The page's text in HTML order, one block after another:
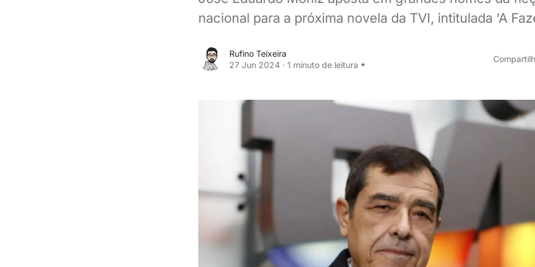
nacional para a próxima novela da TVI, intitulada ‘A
Rufino Teixeira
27 Jun 2024 · 1 minuto de leitura